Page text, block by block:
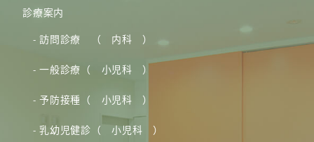
診療案内
訪問診療 （ 内科 ）
一般診療（ 小児科 ）
予防接種（ 小児科 ）
乳幼児健診（ 小児科 ）